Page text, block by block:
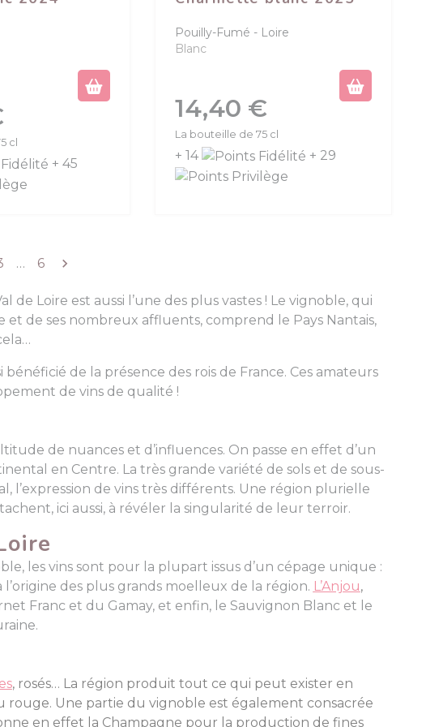
cl
+ 45
Pouilly-Fumé
Loire
Blanc
Prix
14,40 €
La bouteille de 75 cl
+ 14 + 29
… 6 Suivant

de Loire est aussi l’une des plus vastes ! Le vignoble, qui
de ses nombreux affluents, comprend le Pays Nantais,
de la présence des rois de France. Ces amateurs
de vins de qualité !
de nuances et d’influences. On passe en effet d’un
en Centre. La très grande variété de sols et de sous-
l’expression de vins très différents. Une région plurielle
ici aussi, à révéler la singularité de leur terroir.
les vins sont pour la plupart issus d’un cépage unique :
des plus grands moelleux de la région. L’Anjou,
Franc et du Gamay, et enfin, le Sauvignon Blanc et le
, rosés… La région produit tout ce qui peut exister en
rouge. Une partie du vignoble est également consacrée
en effet la Champagne pour la production de fines